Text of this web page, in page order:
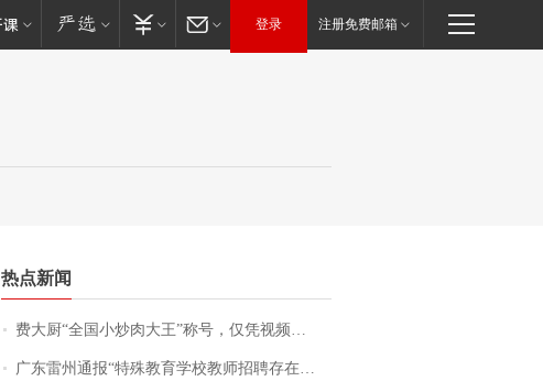
登录 注册免费邮箱
热点新闻
费大厨“全国小炒肉大王”称号，仅凭视频评出？中国烹饪协会回应
广东雷州通报“特殊教育学校教师招聘存在违规行为”：已启动问责程序 副校长被停职